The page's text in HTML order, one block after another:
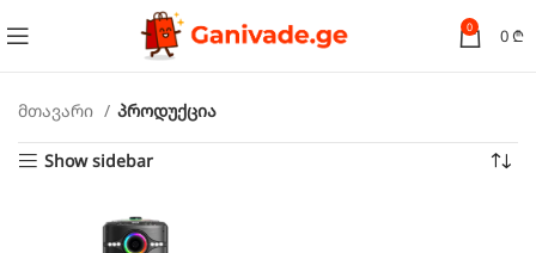
0 0 ₾
მთავარი პროდუქცია
Show sidebar